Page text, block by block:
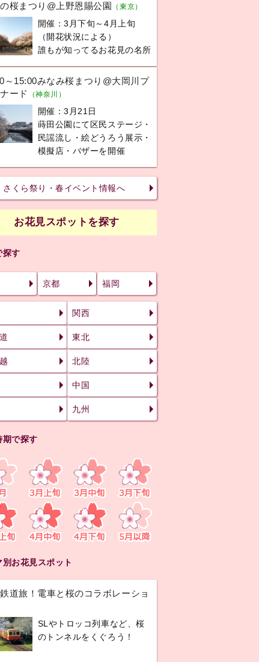
桜まつり@上野恩賜公園 （東京）
開催：3月下旬～4月上旬
（開花状況による）
誰もが知ってるお花見の名所
～15:00みなみ桜まつり@大岡川プ
ード
（神奈川）
開催：3月21日
蒔田公園にて区民ステージ・
民謡流し・絵どうろう展示・
模擬店・バザーを開催
さくら祭り・春イベント情報へ
お花見スポットを探す
探す
京都 福岡
関西
東北
北陸
中国
九州
期で探す
別お花見スポット
道旅！電車と桜のコラボレーショ
SLやトロッコ列車など、桜
のトンネルをくぐろう！